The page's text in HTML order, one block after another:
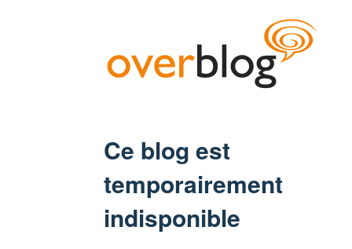
Ce blog est
temporairement
indisponible